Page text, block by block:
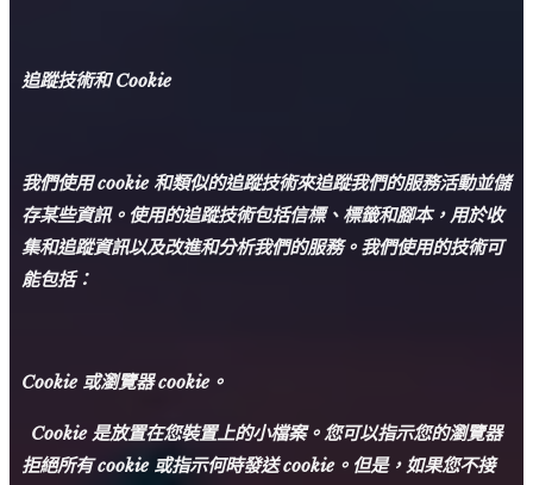
追蹤技術和 Cookie
我們使用 cookie 和類似的追蹤技術來追蹤我們的服務活動並儲
存某些資訊。 使用的追蹤技術包括信標、標籤和腳本，用於收
集和追蹤資訊以及改進和分析我們的服務。 我們使用的技術可
能包括：
Cookie 或瀏覽器 cookie。
Cookie 是放置在您裝置上的小檔案。您可以指示您的瀏覽器
拒絕所有 cookie 或指示何時發送 cookie。 但是，如果您不接